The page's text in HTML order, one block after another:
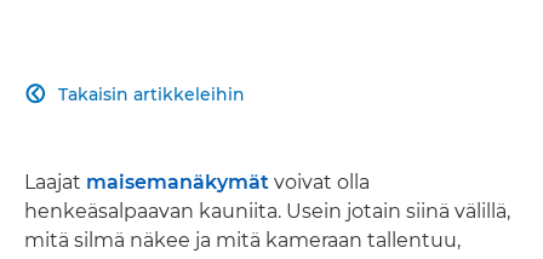
Takaisin artikkeleihin

Laajat maisemanäkymät voivat olla
henkeäsalpaavan kauniita. Usein jotain siinä välillä,
mitä silmä näkee ja mitä kameraan tallentuu,